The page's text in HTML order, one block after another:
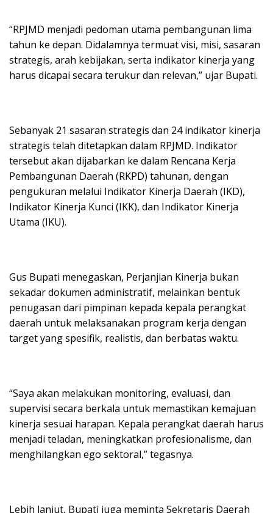
“RPJMD menjadi pedoman utama pembangunan lima
tahun ke depan. Didalamnya termuat visi, misi, sasaran
strategis, arah kebijakan, serta indikator kinerja yang
harus dicapai secara terukur dan relevan,” ujar Bupati.
Sebanyak 21 sasaran strategis dan 24 indikator kinerja
strategis telah ditetapkan dalam RPJMD. Indikator
tersebut akan dijabarkan ke dalam Rencana Kerja
Pembangunan Daerah (RKPD) tahunan, dengan
pengukuran melalui Indikator Kinerja Daerah (IKD),
Indikator Kinerja Kunci (IKK), dan Indikator Kinerja
Utama (IKU).
Gus Bupati menegaskan, Perjanjian Kinerja bukan
sekadar dokumen administratif, melainkan bentuk
penugasan dari pimpinan kepada kepala perangkat
daerah untuk melaksanakan program kerja dengan
target yang spesifik, realistis, dan berbatas waktu.
“Saya akan melakukan monitoring, evaluasi, dan
supervisi secara berkala untuk memastikan kemajuan
kinerja sesuai harapan. Kepala perangkat daerah harus
menjadi teladan, meningkatkan profesionalisme, dan
menghilangkan ego sektoral,” tegasnya.
Lebih lanjut, Bupati juga meminta Sekretaris Daerah